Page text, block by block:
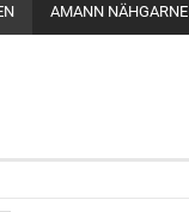
Lieferland
AMANN NÄHGARNE